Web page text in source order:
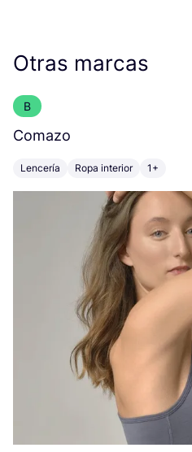
Otras marcas
B
Comazo
Lencería Ropa interior 1+